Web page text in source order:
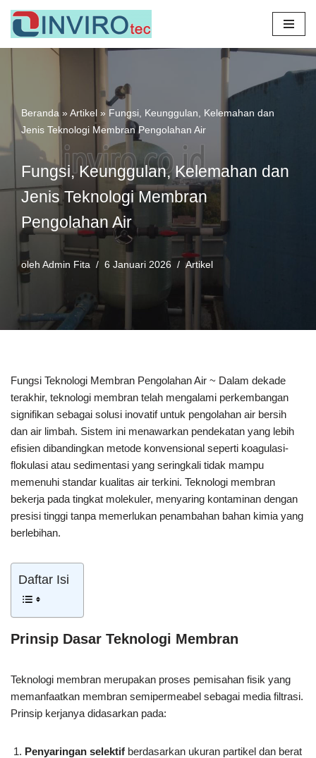
Lompat
Beranda »Artikel » Fungsi, Keunggulan, Kelemahan dan
Jenis Teknologi Membran Pengolahan Air
Fungsi, Keunggulan, Kelemahan dan
Jenis Teknologi Membran
Pengolahan Air
oleh Admin Fita 6 Januari 2026 Artikel
Fungsi Teknologi Membran Pengolahan Air ~ Dalam dekade
terakhir, teknologi membran telah mengalami perkembangan
signifikan sebagai solusi inovatif untuk pengolahan air bersih
dan air limbah. Sistem ini menawarkan pendekatan yang lebih
efisien dibandingkan metode konvensional seperti koagulasi-
flokulasi atau sedimentasi yang seringkali tidak mampu
memenuhi standar kualitas air terkini. Teknologi membran
bekerja pada tingkat molekuler, menyaring kontaminan dengan
presisi tinggi tanpa memerlukan penambahan bahan kimia yang
berlebihan.
Daftar Isi
Prinsip Dasar Teknologi Membran
Teknologi membran merupakan proses pemisahan fisik yang
memanfaatkan membran semipermeabel sebagai media filtrasi.
Prinsip kerjanya didasarkan pada:
Penyaringan selektif berdasarkan ukuran partikel dan berat